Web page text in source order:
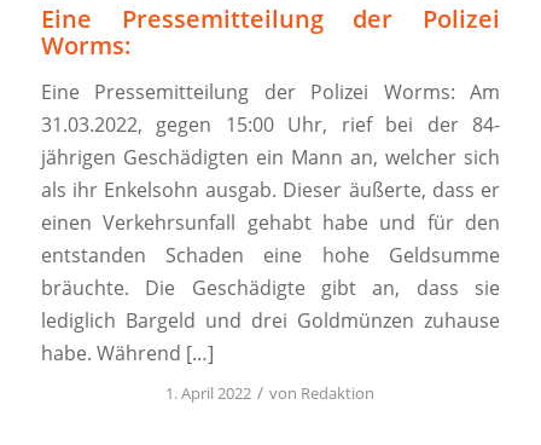
Eine Pressemitteilung der Polizei
Worms:
Eine Pressemitteilung der Polizei Worms: Am
31.03.2022, gegen 15:00 Uhr, rief bei der 84-
jährigen Geschädigten ein Mann an, welcher sich
als ihr Enkelsohn ausgab. Dieser äußerte, dass er
einen Verkehrsunfall gehabt habe und für den
entstanden Schaden eine hohe Geldsumme
bräuchte. Die Geschädigte gibt an, dass sie
lediglich Bargeld und drei Goldmünzen zuhause
habe. Während […]
1. April 2022 / von Redaktion